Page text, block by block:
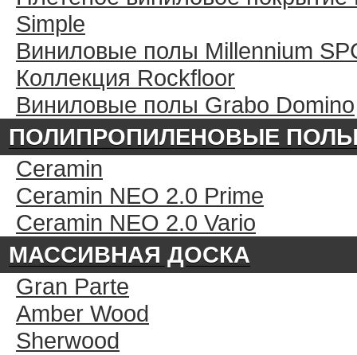
Simple
Виниловые полы Millennium
Коллекция Rockfloor
Виниловые полы Grabo Domino
ПОЛИПРОПИЛЕНОВЫЕ
Ceramin
Ceramin NEO 2.0 Prime
Ceramin NEO 2.0 Vario
МАССИВНАЯ ДОСКА
Gran Parte
Amber Wood
Sherwood